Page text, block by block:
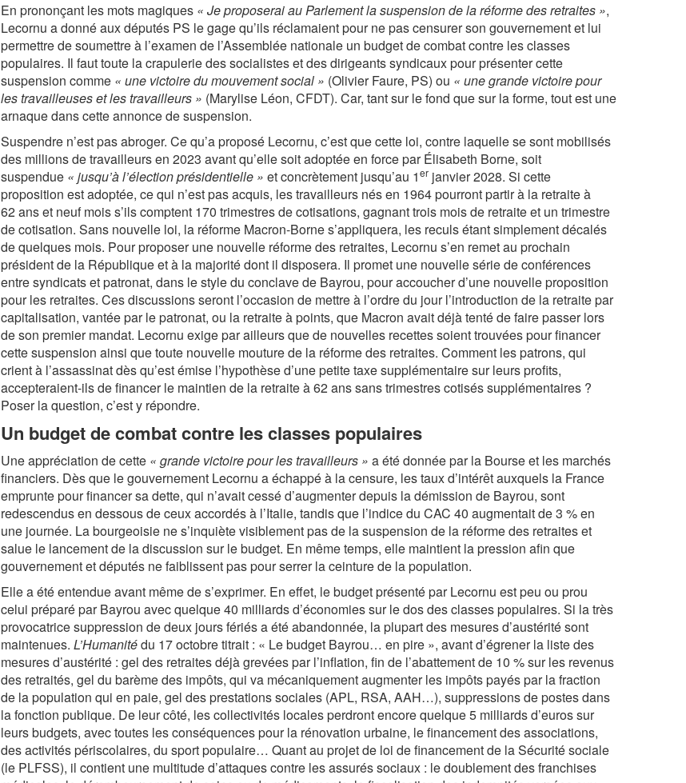
En prononçant les mots magiques « Je proposerai au Parlement la suspension de la réforme des retraites »,
Lecornu a donné aux députés PS le gage qu’ils réclamaient pour ne pas censurer son gouvernement et lui
permettre de soumettre à l’examen de l’Assemblée nationale un budget de combat contre les classes
populaires. Il faut toute la crapulerie des socialistes et des dirigeants syndicaux pour présenter cette
suspension comme « une victoire du mouvement social » (Olivier Faure, PS) ou « une grande victoire pour
les travailleuses et les travailleurs » (Marylise Léon, CFDT). Car, tant sur le fond que sur la forme, tout est une
arnaque dans cette annonce de suspension.
Suspendre n’est pas abroger. Ce qu’a proposé Lecornu, c’est que cette loi, contre laquelle se sont mobilisés
des millions de travailleurs en 2023 avant qu’elle soit adoptée en force par Élisabeth Borne, soit
suspendue « jusqu’à l’élection présidentielle » et concrètement jusqu’au 1er janvier 2028. Si cette
proposition est adoptée, ce qui n’est pas acquis, les travailleurs nés en 1964 pourront partir à la retraite à
62 ans et neuf mois s’ils comptent 170 trimestres de cotisations, gagnant trois mois de retraite et un trimestre
de cotisation. Sans nouvelle loi, la réforme Macron-Borne s’appliquera, les reculs étant simplement décalés
de quelques mois. Pour proposer une nouvelle réforme des retraites, Lecornu s’en remet au prochain
président de la République et à la majorité dont il disposera. Il promet une nouvelle série de conférences
entre syndicats et patronat, dans le style du conclave de Bayrou, pour accoucher d’une nouvelle proposition
pour les retraites. Ces discussions seront l’occasion de mettre à l’ordre du jour l’introduction de la retraite par
capitalisation, vantée par le patronat, ou la retraite à points, que Macron avait déjà tenté de faire passer lors
de son premier mandat. Lecornu exige par ailleurs que de nouvelles recettes soient trouvées pour financer
cette suspension ainsi que toute nouvelle mouture de la réforme des retraites. Comment les patrons, qui
crient à l’assassinat dès qu’est émise l’hypothèse d’une petite taxe supplémentaire sur leurs profits,
accepteraient-ils de financer le maintien de la retraite à 62 ans sans trimestres cotisés supplémentaires ?
Poser la question, c’est y répondre.
Un budget de combat contre les classes populaires
Une appréciation de cette « grande victoire pour les travailleurs » a été donnée par la Bourse et les marchés
financiers. Dès que le gouvernement Lecornu a échappé à la censure, les taux d’intérêt auxquels la France
emprunte pour financer sa dette, qui n’avait cessé d’augmenter depuis la démission de Bayrou, sont
redescendus en dessous de ceux accordés à l’Italie, tandis que l’indice du CAC 40 augmentait de 3 % en
une journée. La bourgeoisie ne s’inquiète visiblement pas de la suspension de la réforme des retraites et
salue le lancement de la discussion sur le budget. En même temps, elle maintient la pression afin que
gouvernement et députés ne faiblissent pas pour serrer la ceinture de la population.
Elle a été entendue avant même de s’exprimer. En effet, le budget présenté par Lecornu est peu ou prou
celui préparé par Bayrou avec quelque 40 milliards d’économies sur le dos des classes populaires. Si la très
provocatrice suppression de deux jours fériés a été abandonnée, la plupart des mesures d’austérité sont
maintenues. L’Humanitédu 17 octobre titrait : « Le budget Bayrou… en pire », avant d’égrener la liste des
mesures d’austérité : gel des retraites déjà grevées par l’inflation, fin de l’abattement de 10 % sur les revenus
des retraités, gel du barème des impôts, qui va mécaniquement augmenter les impôts payés par la fraction
de la population qui en paie, gel des prestations sociales (APL, RSA, AAH…), suppressions de postes dans
la fonction publique. De leur côté, les collectivités locales perdront encore quelque 5 milliards d’euros sur
leurs budgets, avec toutes les conséquences pour la rénovation urbaine, le financement des associations,
des activités périscolaires, du sport populaire… Quant au projet de loi de financement de la Sécurité sociale
(le PLFSS), il contient une multitude d’attaques contre les assurés sociaux : le doublement des franchises